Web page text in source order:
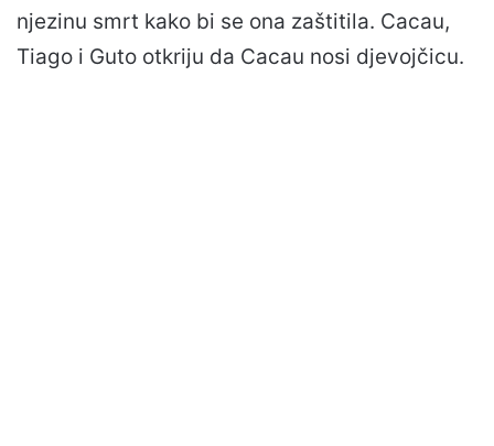
njezinu smrt kako bi se ona zaštitila. Cacau,
Tiago i Guto otkriju da Cacau nosi djevojčicu.